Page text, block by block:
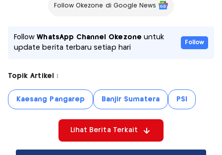
Follow Okezone di Google News
FollowWhatsApp Channel Okezone untuk
update berita terbaru setiap hari
Follow
Topik Artikel :
Kaesang Pangarep Banjir Sumatera PSI
Lihat Berita Terkait